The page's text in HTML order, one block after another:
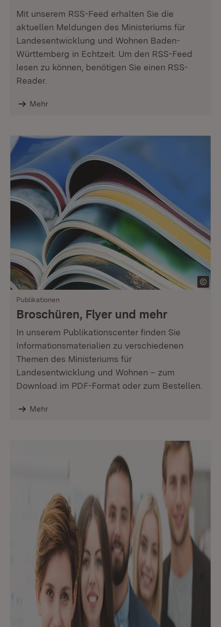
Mit unserem RSS-Feed erhalten Sie die
aktuellen Meldungen des Ministeriums für
Landesentwicklung und Wohnen Baden-
Württemberg in Echtzeit. Um den RSS-Feed
lesen zu können, benötigen Sie einen RSS-
Reader.
Mehr
Publikationen
Broschüren, Flyer und mehr
In unserem Publikationscenter finden Sie
Informationsmaterialien zu verschiedenen
Themen des Ministeriums für
Landesentwicklung und Wohnen – zum
Download im PDF-Format oder zum Bestellen.
Mehr